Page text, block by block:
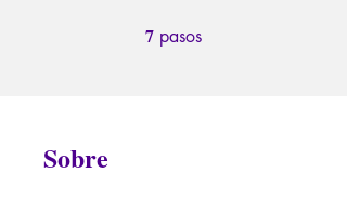
7 pasos
Sobre